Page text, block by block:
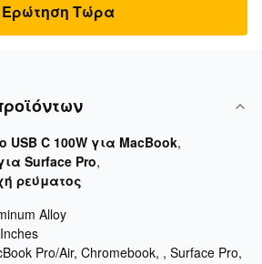
Ερώτηση Τώρα
USB C 100W για MacBook,
Surface Pro,
ρεύματος
Alloy
Pro/Air, Chromebook, , Surface Pro,